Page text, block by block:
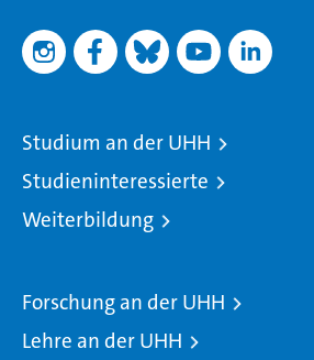
Studium an der UHH
Studieninteressierte
Weiterbildung
Forschung an der UHH
Lehre an der UHH